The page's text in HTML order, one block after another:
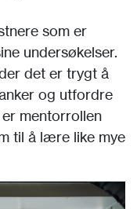
som er
undersøkelser.
det er trygt å
og utfordre
mentorrollen
til å lære like mye